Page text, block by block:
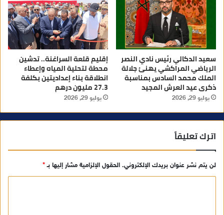
سعيد الدكالي رئيس نادي النصر
الرياضي المراكشي يهنئ جلالة
الملك محمد السادس بمناسبة
ذكرى عيد العرش المجيد
يوليو 29, 2026
إقليم قلعة السراغنة.. تدشين
محطة لتحلية المياه وإعطاء
انطلاقة بناء إعداديتين بكلفة
27.3 مليون درهم
يوليو 29, 2026
اترك تعليقاً
لن يتم نشر عنوان بريدك الإلكتروني. الحقول الإلزامية مشار إليها بـ*